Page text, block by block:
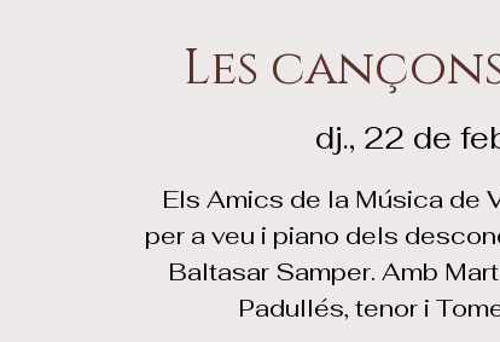
Les
dj., 22 de
Els Amics de la Música de
per a veu i piano dels
Baltasar Samper. Amb
Padullés, tenor i